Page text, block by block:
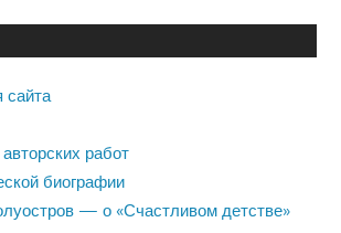
сайта
работ
биографии
— о «Счастливом детстве»